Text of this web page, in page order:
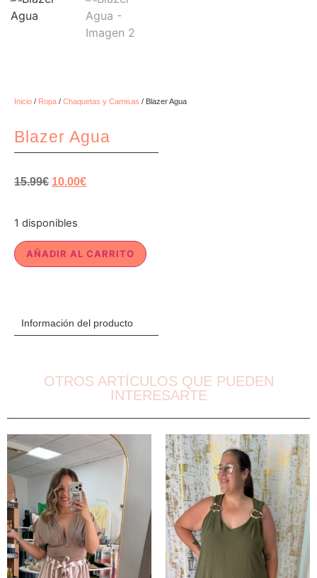
Inicio / Ropa / Chaquetas y Camisas / Blazer Agua
Blazer Agua
15.99€ 10.00€
1 disponibles
AÑADIR AL CARRITO
Información del producto
OTROS ARTÍCULOS QUE PUEDEN
INTERESARTE